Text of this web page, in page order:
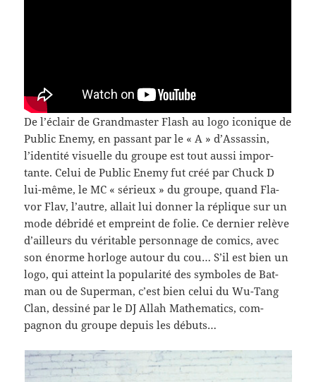
De l’éclair de Grand­mas­ter Flash au logo iconique de
Pub­lic Enemy, en pas­sant par le « A » d’Assassin,
l’identité visuelle du groupe est tout aussi impor­
tante. Celui de Pub­lic Enemy fut créé par Chuck D
lui-​même, le MC « sérieux » du groupe, quand Fla­
vor Flav, l’autre, allait lui don­ner la réplique sur un
mode débridé et empreint de folie. Ce dernier relève
d’ailleurs du véri­ta­ble per­son­nage de comics, avec
son énorme hor­loge autour du cou… S’il est bien un
logo, qui atteint la pop­u­lar­ité des sym­boles de Bat­
man ou de Super­man, c’est bien celui du Wu-​Tang
Clan, dess­iné par le DJ Allah Math­e­mat­ics, com­
pagnon du groupe depuis les débuts…